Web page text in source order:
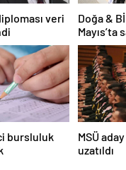
veri
Doğa &
bursluluk
MSÜ
uzatıldı